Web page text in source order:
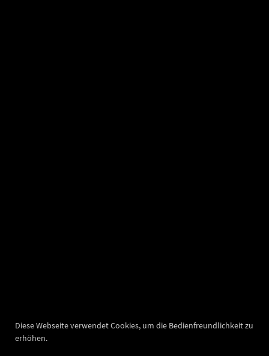
Diese Webseite verwendet Cookies, um die Bedienfreundlichkeit zu
erhöhen.